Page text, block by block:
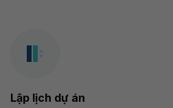
Lập lịch dự án